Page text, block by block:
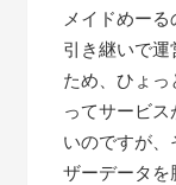
メイドめー
引き継いで
ため、ひょ
ってサービ
いのですが
ザーデータを